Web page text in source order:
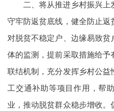
二、将从推进乡村振兴上
守牢防返贫底线，健全防止
对脱贫不稳定户、边缘易致
体的监测，提前采取措施给
联结机制，充分发挥乡村公
工交通补助等项目作用，帮
业，推动脱贫群众稳步增收